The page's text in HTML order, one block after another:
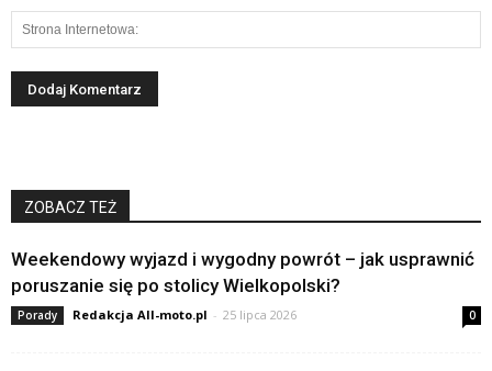
ZOBACZ TEŻ
Weekendowy wyjazd i wygodny powrót – jak usprawnić
poruszanie się po stolicy Wielkopolski?
Porady Redakcja All-moto.pl - 25 lipca 2026 0